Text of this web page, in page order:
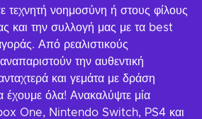
τεχνητή νοημοσύνη ή στους φίλους
και την συλλογή μας με τα best
Από ρεαλιστικούς
την αυθεντική
και γεμάτα με δράση
έχουμε όλα! Ανακαλύψτε μία
One, Nintendo Switch, PS4 και